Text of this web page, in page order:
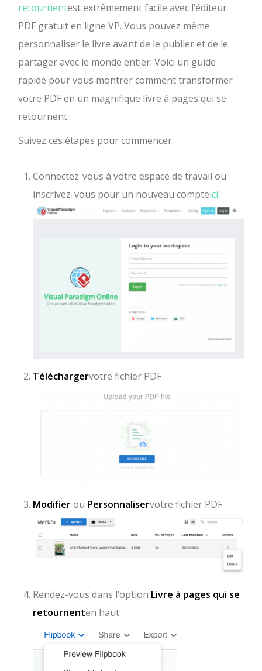
retournentest extrêmement facile avec l’éditeur
PDF gratuit en ligne VP. Vous pouvez même
personnaliser le livre avant de le publier et de le
partager avec le monde entier. Voici un guide
rapide pour vous montrer comment transformer
votre PDF en un magnifique livre à pages qui se
retournent.
Suivez ces étapes pour commencer.
Connectez-vous à votre espace de travail ou
inscrivez-vous pour un nouveau compteici.
Téléchargervotre fichier PDF
Modifierou Personnaliservotre fichier PDF
Rendez-vous dans l’option Livre à pages qui se
retournenten haut